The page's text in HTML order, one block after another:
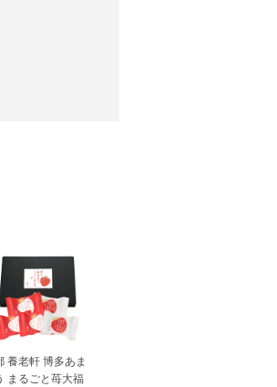
養老軒 博多あま
まるごと苺大福